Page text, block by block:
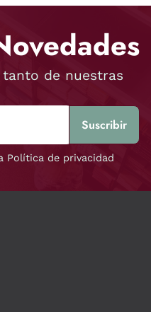
de nuestras
Política de privacidad